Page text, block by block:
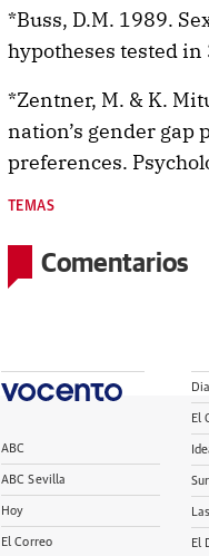
*Buss, D.M. 1989.
hypotheses tested
*Zentner, M. & K.
nation’s gender
preferences.
TEMAS
Comentarios
ABC
ABC Sevilla
Hoy
El Correo
El
Sur
El